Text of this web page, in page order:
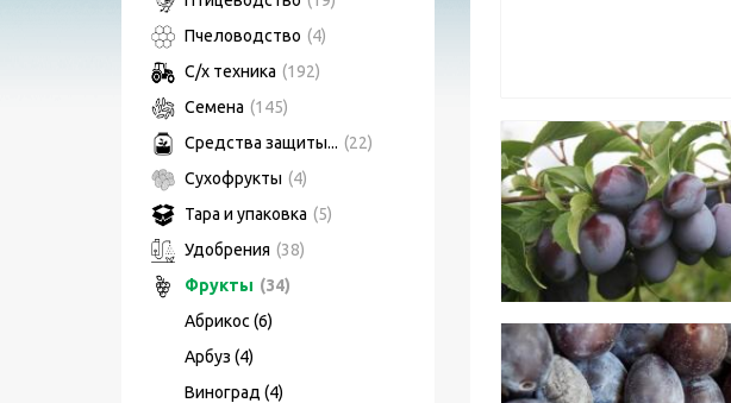
Пчеловодство (4)
С/х техника (192)
Семена (145)
Средства защиты... (22)
Сухофрукты (4)
Тара и упаковка (5)
Удобрения (38)
Фрукты (34)
Абрикос (6)
Арбуз (4)
Виноград (4)